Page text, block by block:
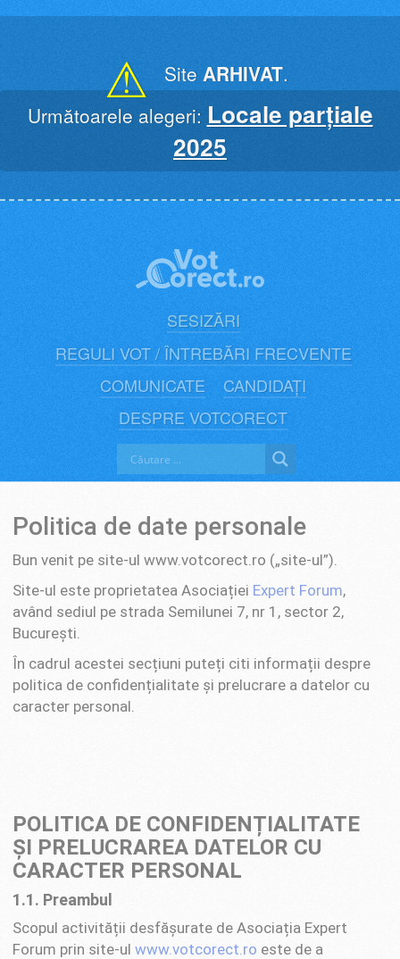
⚠ Site ARHIVAT.
Următoarele alegeri: Locale parțiale
2025
SESIZĂRI
REGULI VOT / ÎNTREBĂRI FRECVENTE
COMUNICATE
CANDIDAȚI
DESPRE VOTCORECT
Politica de date personale
Bun venit pe site-ul www.votcorect.ro („site-ul”).
Site-ul este proprietatea Asociației Expert Forum,
având sediul pe strada Semilunei 7, nr 1, sector 2,
București.
În cadrul acestei secțiuni puteți citi informații despre
politica de confidențialitate și prelucrare a datelor cu
caracter personal.
POLITICA DE CONFIDENȚIALITATE
ȘI PRELUCRAREA DATELOR CU
CARACTER PERSONAL
1.1. Preambul
Scopul activității desfășurate de Asociația Expert
Forum prin site-ul www.votcorect.ro este de a